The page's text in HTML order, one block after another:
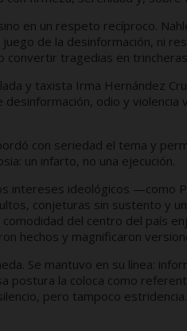
en un respeto recíproco.
de la desinformación, ni
convertir tragedias en
y taxista Irma Hernández
odio y
con seriedad el tema y
un infarto, no una ejecución.
intereses ideológicos —como
conjeturas sin sustento y
del centro del país
hechos y magnificaron
Se mantuvo en su línea:
postura la coloca como
pero tampoco